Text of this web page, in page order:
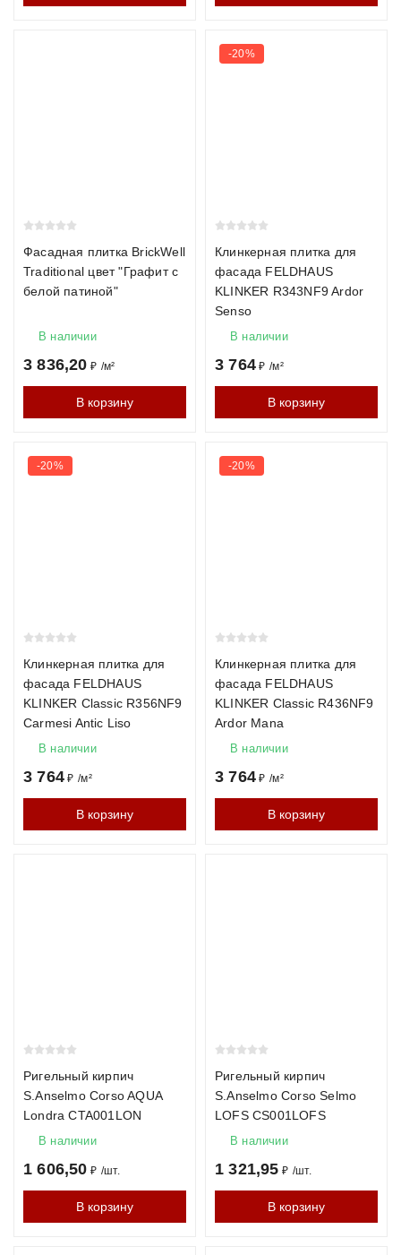
Фасадная плитка BrickWell
Traditional цвет "Графит с
белой патиной"
В наличии
3 836,20 ₽ /м²
В корзину
-20%
Клинкерная плитка для
фасада FELDHAUS
KLINKER R343NF9 Ardor
Senso
В наличии
3 764 ₽ /м²
В корзину
-20%
Клинкерная плитка для
фасада FELDHAUS
KLINKER Classic R356NF9
Carmesi Antic Liso
В наличии
3 764 ₽ /м²
В корзину
-20%
Клинкерная плитка для
фасада FELDHAUS
KLINKER Classic R436NF9
Ardor Mana
В наличии
3 764 ₽ /м²
В корзину
Ригельный кирпич
S.Anselmo Corso AQUA
Londra CTA001LON
В наличии
1 606,50 ₽ /шт.
В корзину
Ригельный кирпич
S.Anselmo Corso Selmo
LOFS CS001LOFS
В наличии
1 321,95 ₽ /шт.
В корзину